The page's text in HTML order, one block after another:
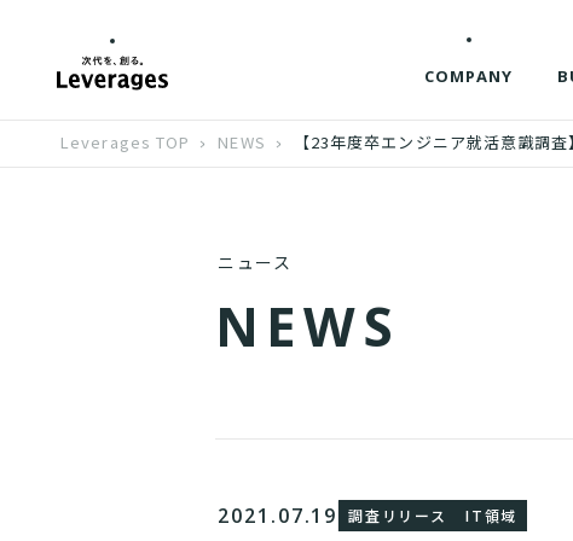
COMPANY
Leverages TOP NEWS 【23年度卒エンジニア就活意識調
ニュース
N EWS
2021.07.19 調査リリース IT領域